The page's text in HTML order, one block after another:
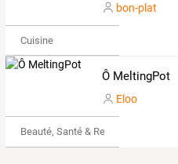
bon-plat
Cuisine
Ô MeltingPot
Eloo
Beauté, Santé & Remise en forme